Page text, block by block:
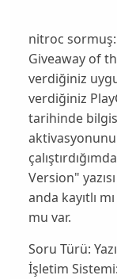
nitroc sormuş:
Giveaway of
verdiğiniz
verdiğiniz
tarihinde
Version"
anda kayıtlı
mu var.
Soru Türü:
İşletim Sistemi: